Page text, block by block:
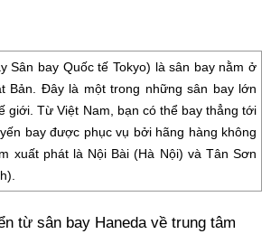
Sân bay Quốc tế Tokyo) là sân bay nằm ở
Bản. Đây là một trong những sân bay lớn
giới. Từ Việt Nam, bạn có thể bay thẳng tới
bay được phục vụ bởi hãng hàng không
xuất phát là Nội Bài (Hà Nội) và Tân Sơn
từ sân bay Haneda về trung tâm